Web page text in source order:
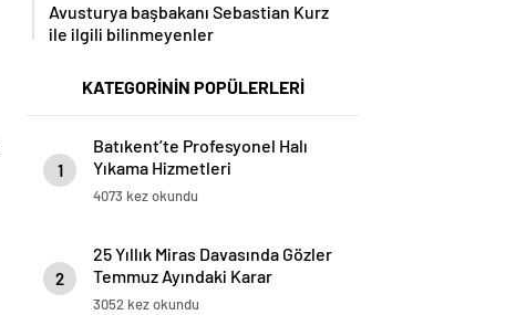
Avusturya başbakanı Sebastian Kurz
ile ilgili bilinmeyenler
KATEGORİNİN POPÜLERLERİ
1
Batıkent’te Profesyonel Halı
Yıkama Hizmetleri
4073 kez okundu
2
25 Yıllık Miras Davasında Gözler
Temmuz Ayındaki Karar
Duruşmasına Çevrildi
3052 kez okundu